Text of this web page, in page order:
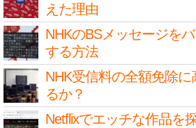
えた理由
NHKのBSメッセージを
する方法
NHK受信料の全額免除
るか？
Netflixでエッチな作品を